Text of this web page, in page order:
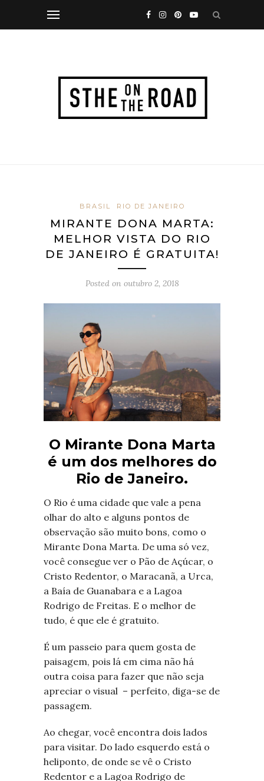
BRASIL RIO DE JANEIRO
MIRANTE DONA MARTA:
MELHOR VISTA DO RIO
DE JANEIRO É GRATUITA!
Posted on outubro 2, 2018
O Mirante Dona Marta
é um dos melhores do
Rio de Janeiro.
O Rio é uma cidade que vale a pena
olhar do alto e alguns pontos de
observação são muito bons, como o
Mirante Dona Marta. De uma só vez,
você consegue ver o Pão de Açúcar, o
Cristo Redentor, o Maracanã, a Urca,
a Baía de Guanabara e a Lagoa
Rodrigo de Freitas. E o melhor de
tudo, é que ele é gratuito.
É um passeio para quem gosta de
paisagem, pois lá em cima não há
outra coisa para fazer que não seja
apreciar o visual – perfeito, diga-se de
passagem.
Ao chegar, você encontra dois lados
para visitar. Do lado esquerdo está o
heliponto, de onde se vê o Cristo
Redentor e a Lagoa Rodrigo de